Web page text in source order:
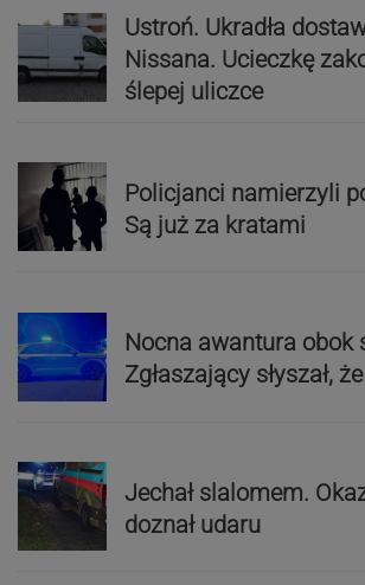
Ustroń. Ukradła
Nissana. Ucieczkę
ślepej uliczce
Policjanci namierzyli
Są już za kratami
Nocna awantura obok
Zgłaszający słyszał,
Jechał slalomem.
doznał udaru